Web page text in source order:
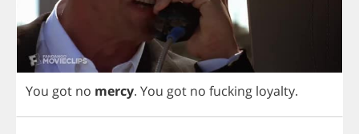
You got no mercy. You got no fucking loyalty.